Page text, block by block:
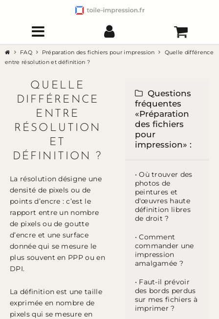
FAQ Préparation des fichiers pour impression
Quelle différence
entre résolution et définition ?
QUELLE
DIFFÉRENCE
ENTRE
RÉSOLUTION
ET
DÉFINITION ?
La résolution désigne une
densité de pixels ou de
points d’encre : c’est le
rapport entre un nombre
de pixels ou de goutte
d’encre et une surface
donnée qui se mesure le
plus souvent en PPP ou en
DPI.
La définition est une taille
exprimée en nombre de
pixels qui se mesure en
Questions
fréquentes
«Préparation
des fichiers
pour
impression» :
• Où trouver des
photos de
peintures et
d'œuvres haute
définition libres
de droit ?
• Comment
commander une
impression
amalgamée ?
• Faut-il prévoir
des bords perdus
sur mes fichiers à
imprimer ?